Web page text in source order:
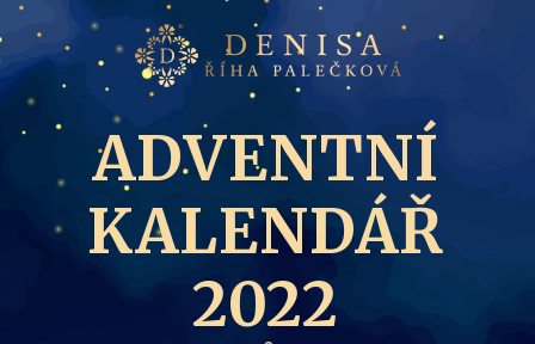
ADVENTNÍ
KALENDÁŘ
2022